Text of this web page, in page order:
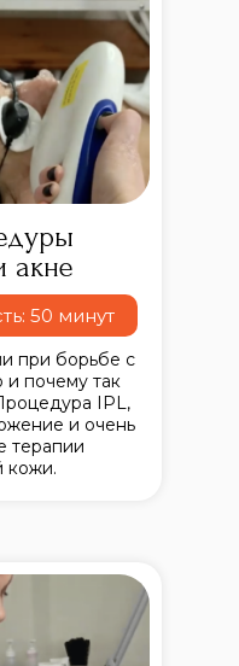
при борьбе с
и почему так
IPL,
и очень
терапии
кожи.
акне
50 минут